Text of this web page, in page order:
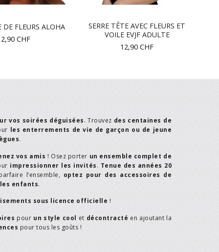
DE FLEURS ALOHA
CHF
SERRE TÊTE AVEC FLEURS ET
VOILE EVJF ADULTE
12,90 CHF
vos soirées déguisées. Trouvez des centaines de
les enterrements de vie de garçon ou de jeune
.
vos amis ! Osez porter un ensemble complet de
impressionner les invités. Tenue des années 20
l’ensemble, optez pour des accessoires de
les enfants.
sous licence officielle !
pour un style cool et décontracté en ajoutant la
pour tous les goûts !